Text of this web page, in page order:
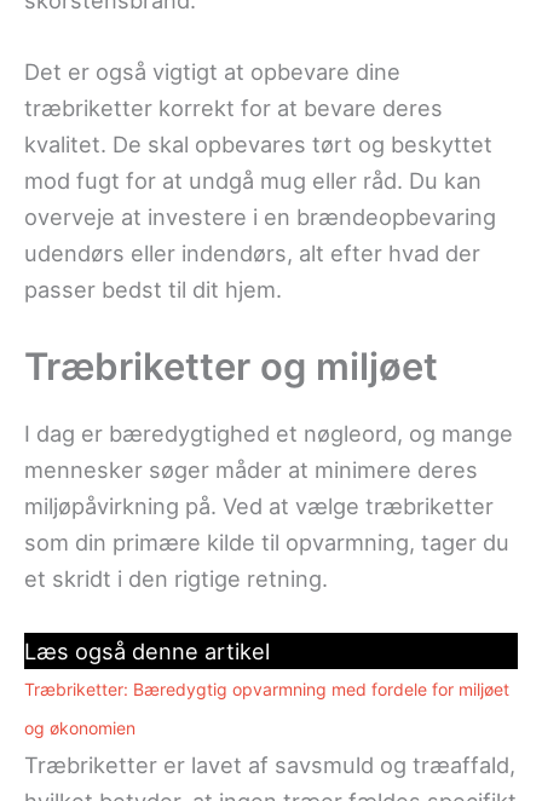
Det er også vigtigt at opbevare dine
træbriketter korrekt for at bevare deres
kvalitet. De skal opbevares tørt og beskyttet
mod fugt for at undgå mug eller råd. Du kan
overveje at investere i en brændeopbevaring
udendørs eller indendørs, alt efter hvad der
passer bedst til dit hjem.
Træbriketter og miljøet
I dag er bæredygtighed et nøgleord, og mange
mennesker søger måder at minimere deres
miljøpåvirkning på. Ved at vælge træbriketter
som din primære kilde til opvarmning, tager du
et skridt i den rigtige retning.
Læs også denne artikel
Træbriketter: Bæredygtig opvarmning med fordele for miljøet
og økonomien
Træbriketter er lavet af savsmuld og træaffald,